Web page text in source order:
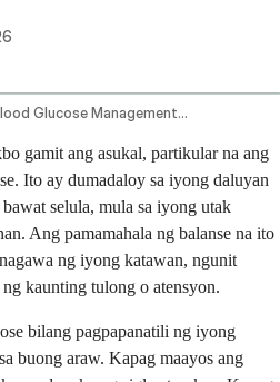
Blood Glucose Management And Related Health Conditions
gamit ang asukal, partikular na ang
Ito ay dumadaloy sa iyong daluyan
selula, mula sa iyong utak
Ang pamamahala ng balanse na ito
ng iyong katawan, ngunit
kaunting tulong o atensyon.
bilang pagpapanatili ng iyong
buong araw. Kapag maayos ang